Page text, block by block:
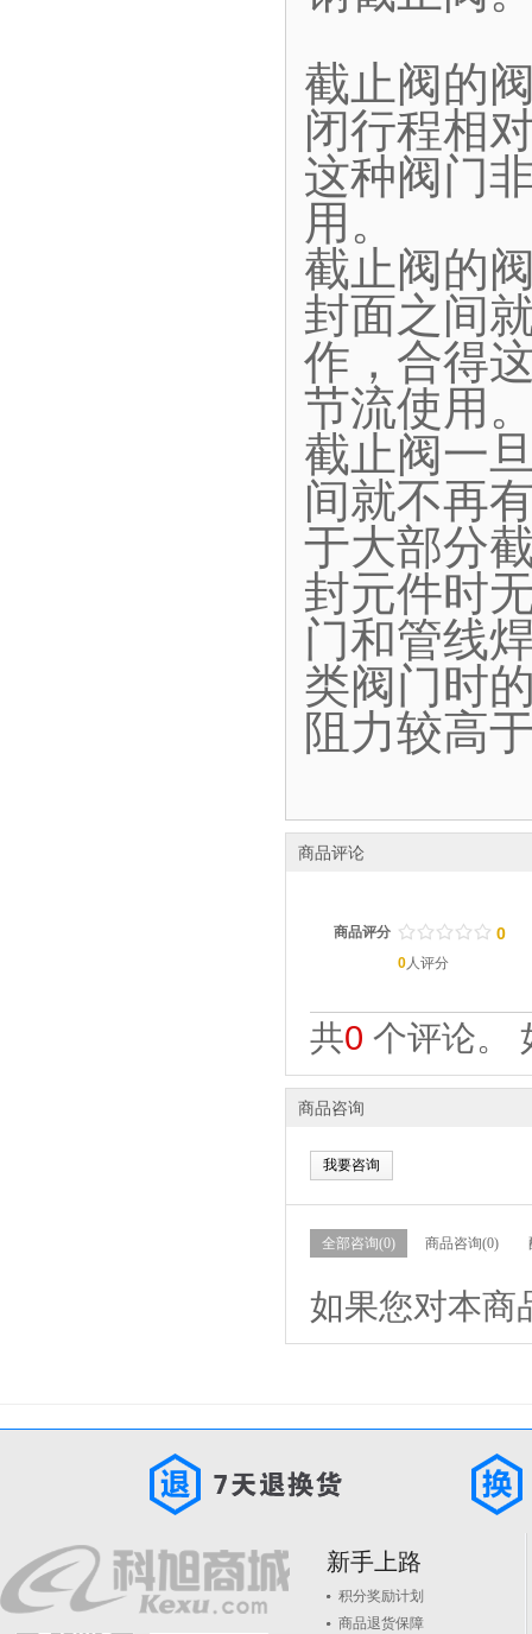
截止阀的
闭行程相
这种阀门
用。
截止阀的
封面之间
作，合得
节流使用
截止阀一
间就不再
于大部分
封元件时
门和管线
类阀门时
阻力较高
商品评论
商品评分 / / / / /
. . . . . 0
0人评分
共0 个评论。
商品咨询
我要咨询
全部咨询(0) 商品咨询(0)
如果您对本商
新手上路
积分奖励计划
商品退货保障